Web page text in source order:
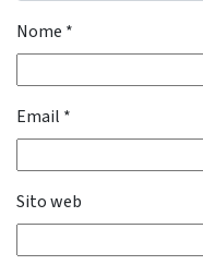
Nome *
Email *
Sito web